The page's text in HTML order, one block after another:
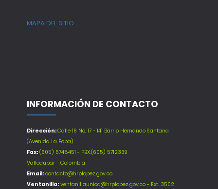
MAPA DEL SITIO
INFORMACIÓN DE CONTACTO
Dirección:Calle 16 No. 17 - 141 Barrio Hernando Santana
(Avenida La Popa)
Fax: (605) 5748451 - PBX:(605) 5712339
Valledupar - Colombia
Email: contacto@hrplopez.gov.co
Ventanilla: ventanillaunica@hrplopez.gov.co - Ext. 3502